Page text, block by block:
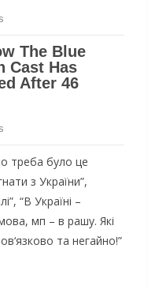
треба було це
з України”,
“В Україні –
мп – в рашу. Які
та негайно!”